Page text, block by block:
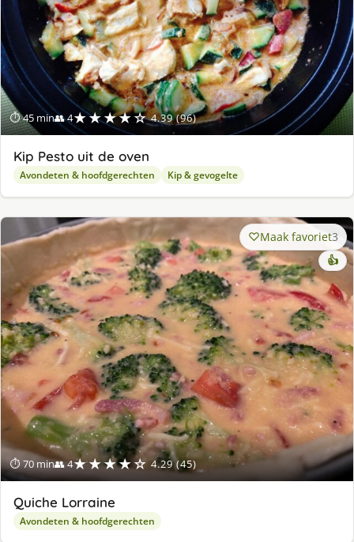
⏱ 45 min👥 4★★★★☆ 4.39 (96)
Kip Pesto uit de oven
Avondeten & hoofdgerechten Kip & gevogelte
⏱ 70 min👥 4★★★★☆ 4.29 (45)
Maak favoriet3
👍
Quiche Lorraine
Avondeten & hoofdgerechten